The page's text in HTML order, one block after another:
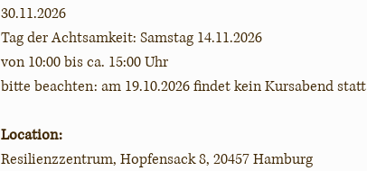
30.11.2026
Tag der Achtsamkeit: Samstag 14.11.2026
von 10:00 bis ca. 15:00 Uhr
bitte beachten: am 19.10.2026 findet kein Kursabend statt
Location:
Resilienzzentrum, Hopfensack 8, 20457 Hamburg